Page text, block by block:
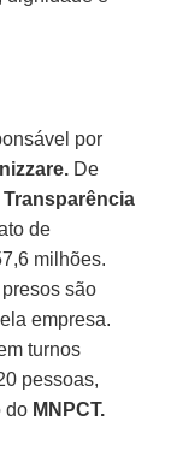
por
De
Transparência
de
milhões.
são
empresa.
turnos
pessoas,
do MNPCT.